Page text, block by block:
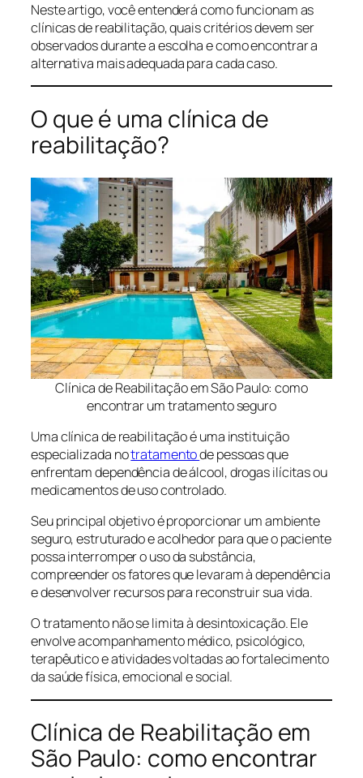
Neste artigo, você entenderá como funcionam as
clínicas de reabilitação, quais critérios devem ser
observados durante a escolha e como encontrar a
alternativa mais adequada para cada caso.
O que é uma clínica de
reabilitação?
Clínica de Reabilitação em São Paulo: como
encontrar um tratamento seguro
Uma clínica de reabilitação é uma instituição
especializada notratamentode pessoas que
enfrentam dependência de álcool, drogas ilícitas ou
medicamentos de uso controlado.
Seu principal objetivo é proporcionar um ambiente
seguro, estruturado e acolhedor para que o paciente
possa interromper o uso da substância,
compreender os fatores que levaram à dependência
e desenvolver recursos para reconstruir sua vida.
O tratamento não se limita à desintoxicação. Ele
envolve acompanhamento médico, psicológico,
terapêutico e atividades voltadas ao fortalecimento
da saúde física, emocional e social.
Clínica de Reabilitação em
São Paulo: como encontrar